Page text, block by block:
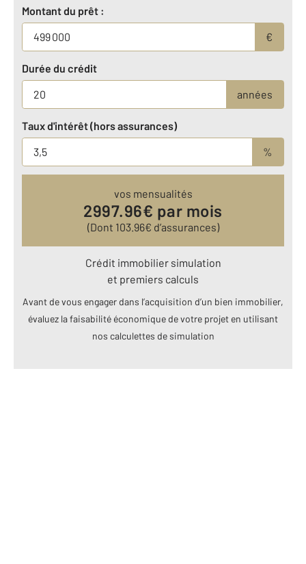
Montant du prêt :
€
Durée du crédit
années
Taux d'intérêt (hors assurances)
%
vos mensualités
2997.96€ par mois
(Dont 103.96€ d’assurances)
Crédit immobilier simulation
et premiers calculs
Avant de vous engager dans l’acquisition d’un bien immobilier,
évaluez la faisabilité économique de votre projet en utilisant
nos calculettes de simulation